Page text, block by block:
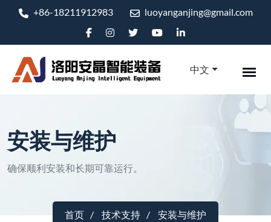
+86-18211912983 luoyanganjing@gmail.com
中文
安装与维护
确保顺利安装和长期可靠运行。
首页 技术支持 安装与维护